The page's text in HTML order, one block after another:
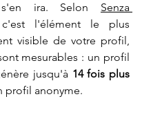
ira. Selon Senza
l'élément le plus
visible de votre profil,
mesurables : un profil
jusqu'à 14 fois plus
profil anonyme.